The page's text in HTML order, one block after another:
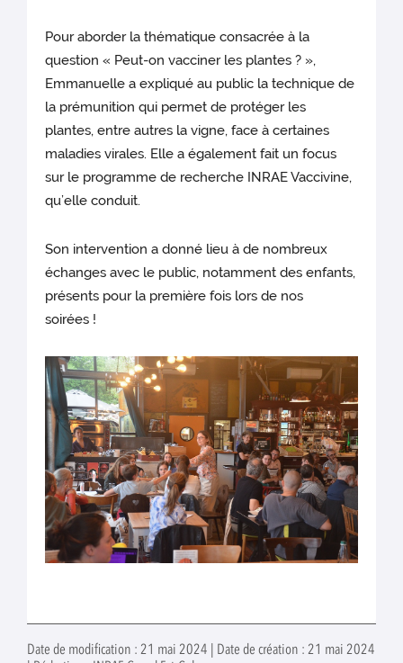
Pour aborder la thématique consacrée à la
question « Peut-on vacciner les plantes ? »,
Emmanuelle a expliqué au public la technique de
la prémunition qui permet de protéger les
plantes, entre autres la vigne, face à certaines
maladies virales. Elle a également fait un focus
sur le programme de recherche INRAE Vaccivine,
qu’elle conduit.
Son intervention a donné lieu à de nombreux
échanges avec le public, notamment des enfants,
présents pour la première fois lors de nos
soirées !
Date de modification : 21 mai 2024 | Date de création : 21 mai 2024